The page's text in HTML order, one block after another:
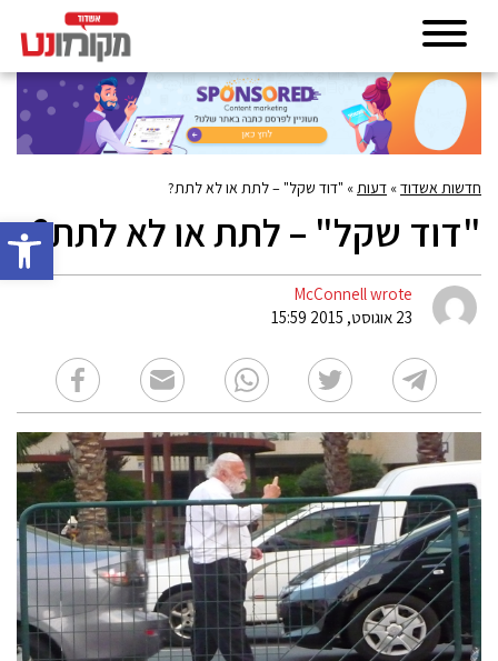
פתח
חדשות אשדוד» דעות» "דוד שקל" – לתת או לא לתת?
"דוד שקל" – לתת או לא לתת?
McConnell wrote
23 אוגוסט, 2015 15:59